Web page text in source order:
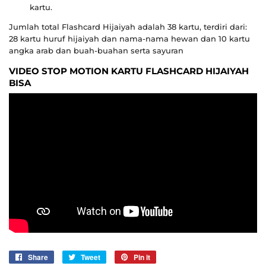
kartu.
Jumlah total Flashcard Hijaiyah adalah 38 kartu, terdiri dari:
28 kartu huruf hijaiyah dan nama-nama hewan dan 10 kartu
angka arab dan buah-buahan serta sayuran
VIDEO STOP MOTION KARTU FLASHCARD HIJAIYAH
BISA
Share
SebarkanTweet
Tweet
Pin it